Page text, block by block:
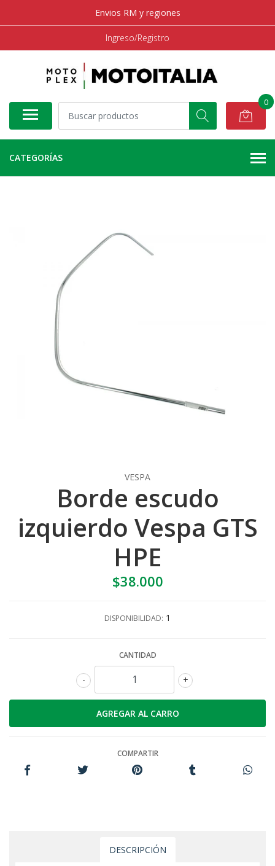
Envios RM y regiones
Ingreso/Registro
0
CATEGORÍAS
VESPA
Borde escudo
izquierdo Vespa GTS
HPE
$38.000
DISPONIBILIDAD: 1
CANTIDAD
+
-
COMPARTIR
DESCRIPCIÓN